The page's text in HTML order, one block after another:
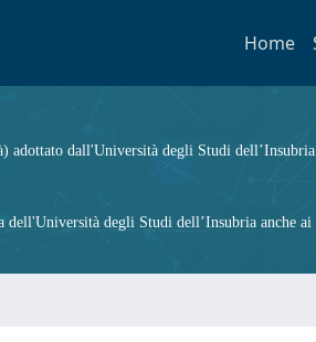
Home
adottato dall'Università degli Studi
degli Studi dell’Insubria anche